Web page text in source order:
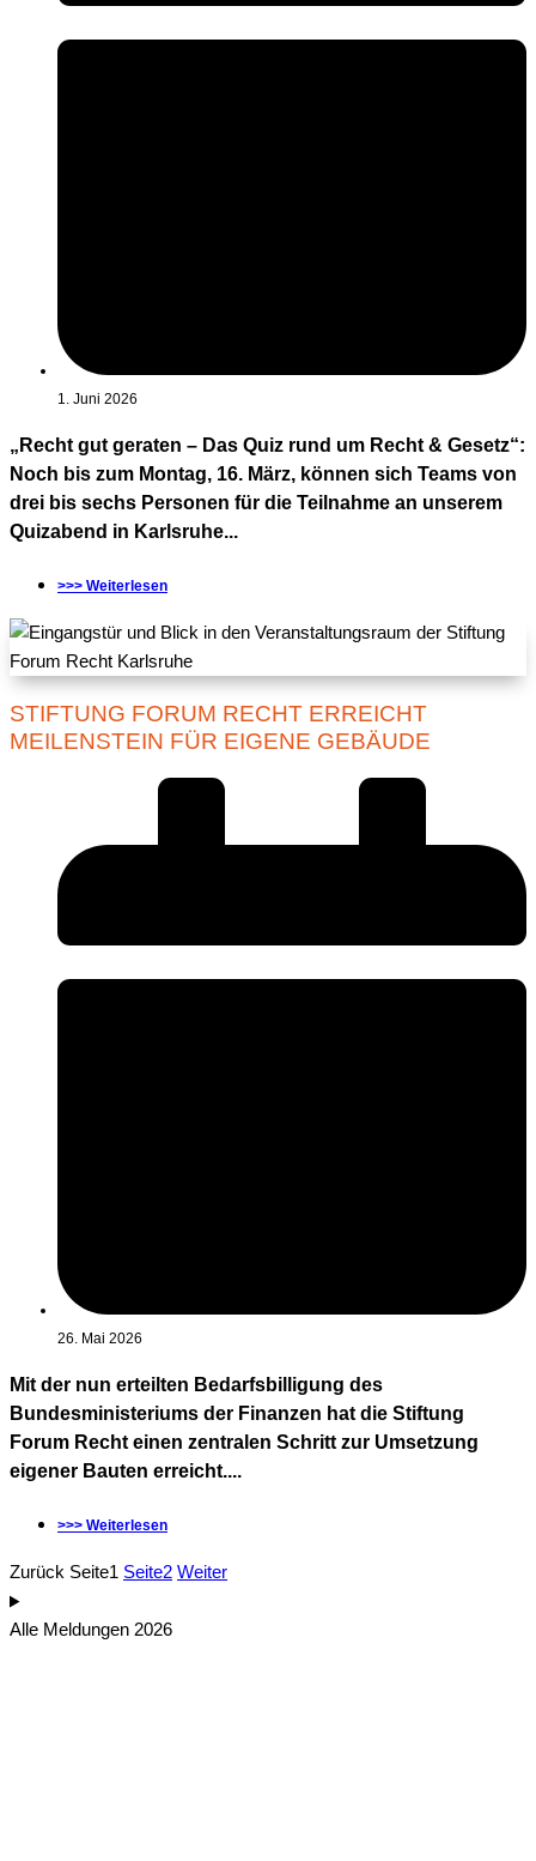
1. Juni 2026
„Recht gut geraten – Das Quiz rund um Recht & Gesetz“:
Noch bis zum Montag, 16. März, können sich Teams von
drei bis sechs Personen für die Teilnahme an unserem
Quizabend in Karlsruhe...
>>> Weiterlesen
STIFTUNG FORUM RECHT ERREICHT
MEILENSTEIN FÜR EIGENE GEBÄUDE
26. Mai 2026
Mit der nun erteilten Bedarfsbilligung des
Bundesministeriums der Finanzen hat die Stiftung
Forum Recht einen zentralen Schritt zur Umsetzung
eigener Bauten erreicht....
>>> Weiterlesen
Zurück Seite1 Seite2 Weiter
Alle Meldungen 2026